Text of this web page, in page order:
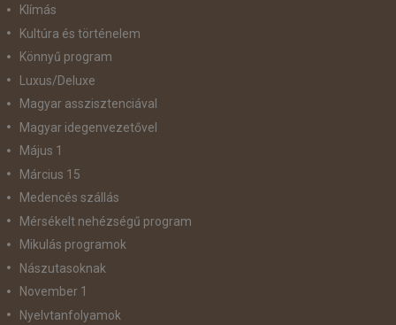
Klímás
Kultúra és történelem
Könnyű program
Luxus/Deluxe
Magyar asszisztenciával
Magyar idegenvezetővel
Május 1
Március 15
Medencés szállás
Mérsékelt nehézségű program
Mikulás programok
Nászutasoknak
November 1
Nyelvtanfolyamok